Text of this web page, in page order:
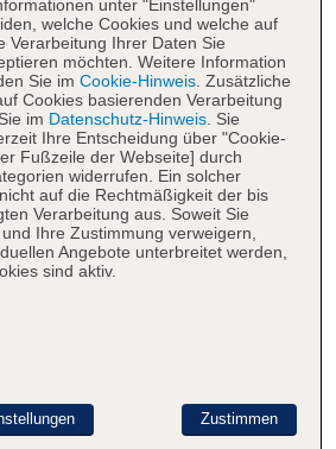
Uhr - 14:00 Uhr, ohne
& Reservierung notwendig
2023
Sprachen: deutsch,
polnisch, Geldwechsel möglich
Sprachen: englisch
TV-Bereich
Unterkunft
Gebühr
ohne Gebühr, Outdoor
unter "Einstellungen"
welche Cookies und welche auf
Verarbeitung Ihrer Daten Sie
möchten. Weitere Information
Sie im Cookie-Hinweis. Zusätzliche
Cookies basierenden Verarbeitung
im Datenschutz-Hinweis. Sie
Ihre Entscheidung über "Cookie-
Fußzeile der Webseite] durch
widerrufen. Ein solcher
auf die Rechtmäßigkeit der bis
Verarbeitung aus. Soweit Sie
und Ihre Zustimmung verweigern,
Angebote unterbreitet werden,
sind aktiv.
Zustimmen